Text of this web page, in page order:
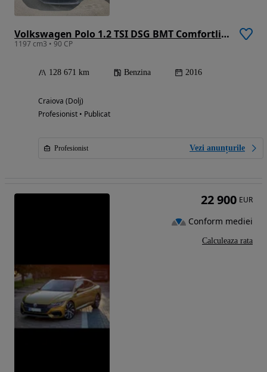
Volkswagen Polo 1.2 TSI DSG BMT Comfortline
1197 cm3 • 90 CP
128 671 km Benzina 2016
Craiova (Dolj)
Profesionist • Publicat
Profesionist Vezi anunțurile
22 900 EUR
Conform mediei
Calculeaza rata